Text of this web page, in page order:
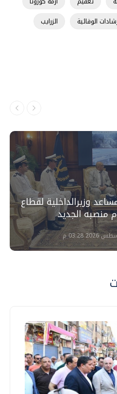
الوقائية
الزرايب
وزيرالداخلية لقطاع
منصبه الجديد